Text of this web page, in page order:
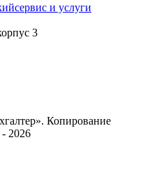
сервис и услуги
3
Копирование
2026